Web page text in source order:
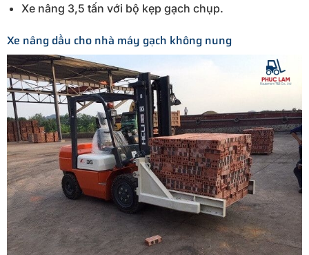
Xe nâng 3,5 tấn với bộ kẹp gạch chụp.
Xe nâng dầu cho nhà máy gạch không nung